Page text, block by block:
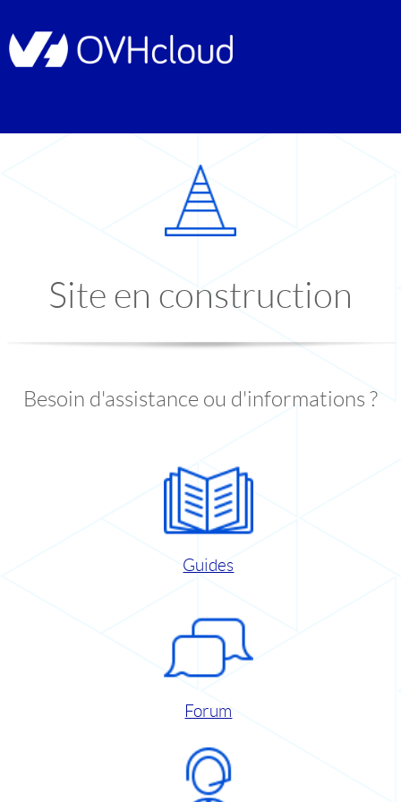
Site en construction
Besoin d'assistance ou d'informations ?
Guides
Forum